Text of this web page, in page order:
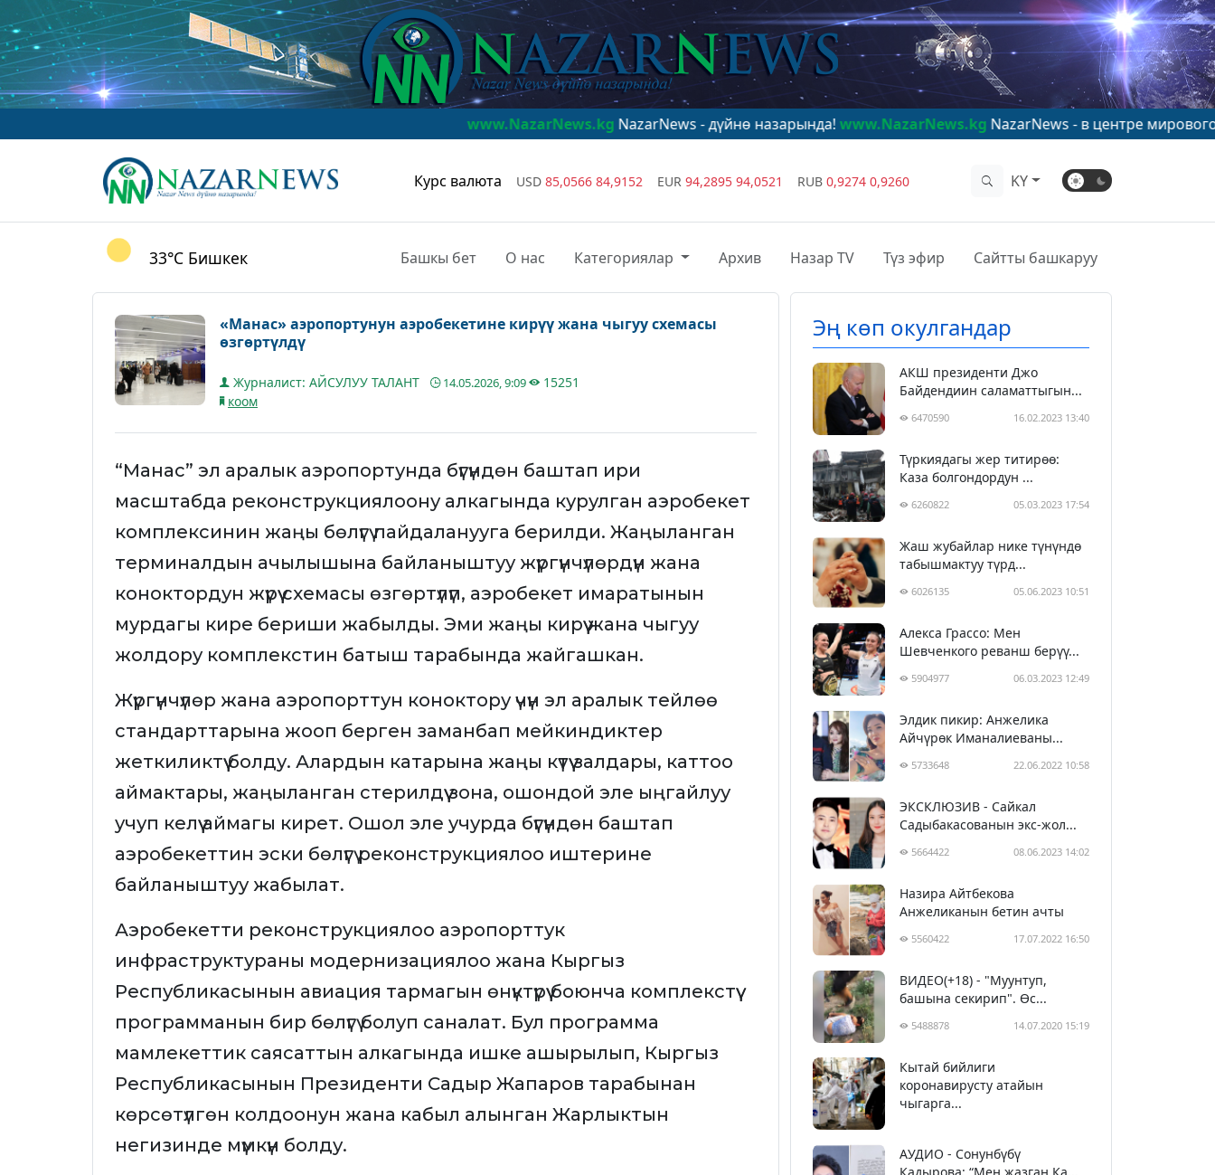
www.NazarNews.kgNazarNews - дүйнө назарында!www.NazarNews.kgNazarNews - в центре мирового внимания!
Курс валюта USD 85,0566 84,9152 EUR 94,2895 94,0521 RUB 0,9274 0,9260 KY
33°C Бишкек Башкы бет О нас Категориялар Архив Назар TV Түз эфир Сайтты башкаруу
«Манас» аэропортунун аэробекетине кирүү жана чыгуу схемасы
өзгөртүлдү
Журналист: АЙСУЛУУ ТАЛАНТ 14.05.2026, 9:09
15251
коом
“Манас” эл аралык аэропортунда бүгүндөн баштап ири
масштабда реконструкциялоону алкагында курулган аэробекет
комплексинин жаңы бөлүгү пайдаланууга берилди. Жаңыланган
терминалдын ачылышына байланыштуу жүргүнчүлөрдүн жана
коноктордун жүрүү схемасы өзгөртүлүп, аэробекет имаратынын
мурдагы кире бериши жабылды. Эми жаңы кирүү жана чыгуу
жолдору комплекстин батыш тарабында жайгашкан.
Жүргүнчүлөр жана аэропорттун коноктору үчүн эл аралык тейлөө
стандарттарына жооп берген заманбап мейкиндиктер
жеткиликтүү болду. Алардын катарына жаңы күтүү залдары, каттоо
аймактары, жаңыланган стерилдүү зона, ошондой эле ыңгайлуу
учуп келүү аймагы кирет. Ошол эле учурда бүгүндөн баштап
аэробекеттин эски бөлүгү реконструкциялоо иштерине
байланыштуу жабылат.
Аэробекетти реконструкциялоо аэропорттук
инфраструктураны модернизациялоо жана Кыргыз
Республикасынын авиация тармагын өнүктүрүү боюнча комплекстүү
программанын бир бөлүгү болуп саналат. Бул программа
мамлекеттик саясаттын алкагында ишке ашырылып, Кыргыз
Республикасынын Президенти Садыр Жапаров тарабынан
көрсөтүлгөн колдоонун жана кабыл алынган Жарлыктын
негизинде мүмкүн болду.
Эң көп окулгандар
АКШ президенти Джо
Байдендиин саламаттыгын...
6470590 16.02.2023 13:40
Түркиядагы жер титирөө:
Каза болгондордун ...
6260822 05.03.2023 17:54
Жаш жубайлар нике түнүндө
табышмактуу түрд...
6026135 05.06.2023 10:51
Алекса Грассо: Мен
Шевченкого реванш берүү...
5904977 06.03.2023 12:49
Элдик пикир: Анжелика
Айчүрөк Иманалиеваны...
5733648 22.06.2022 10:58
ЭКСКЛЮЗИВ - Сайкал
Садыбакасованын экс-жол...
5664422 08.06.2023 14:02
Назира Айтбекова
Анжеликанын бетин ачты
5560422 17.07.2022 16:50
ВИДЕО(+18) - "Муунтуп,
башына секирип". Өс...
5488878 14.07.2020 15:19
Кытай бийлиги
коронавирусту атайын
чыгарга...
АУДИО - Сонунбүбү